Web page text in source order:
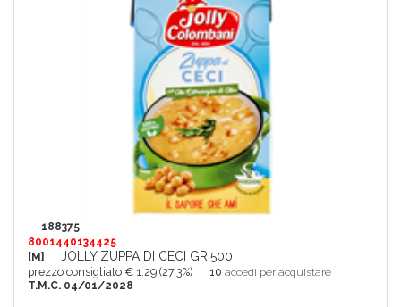
188375
8001440134425
[M]
JOLLY ZUPPA DI CECI GR.500
prezzo consigliato € 1.29 (27.3%) 10 accedi per acquistare
T.M.C. 04/01/2028